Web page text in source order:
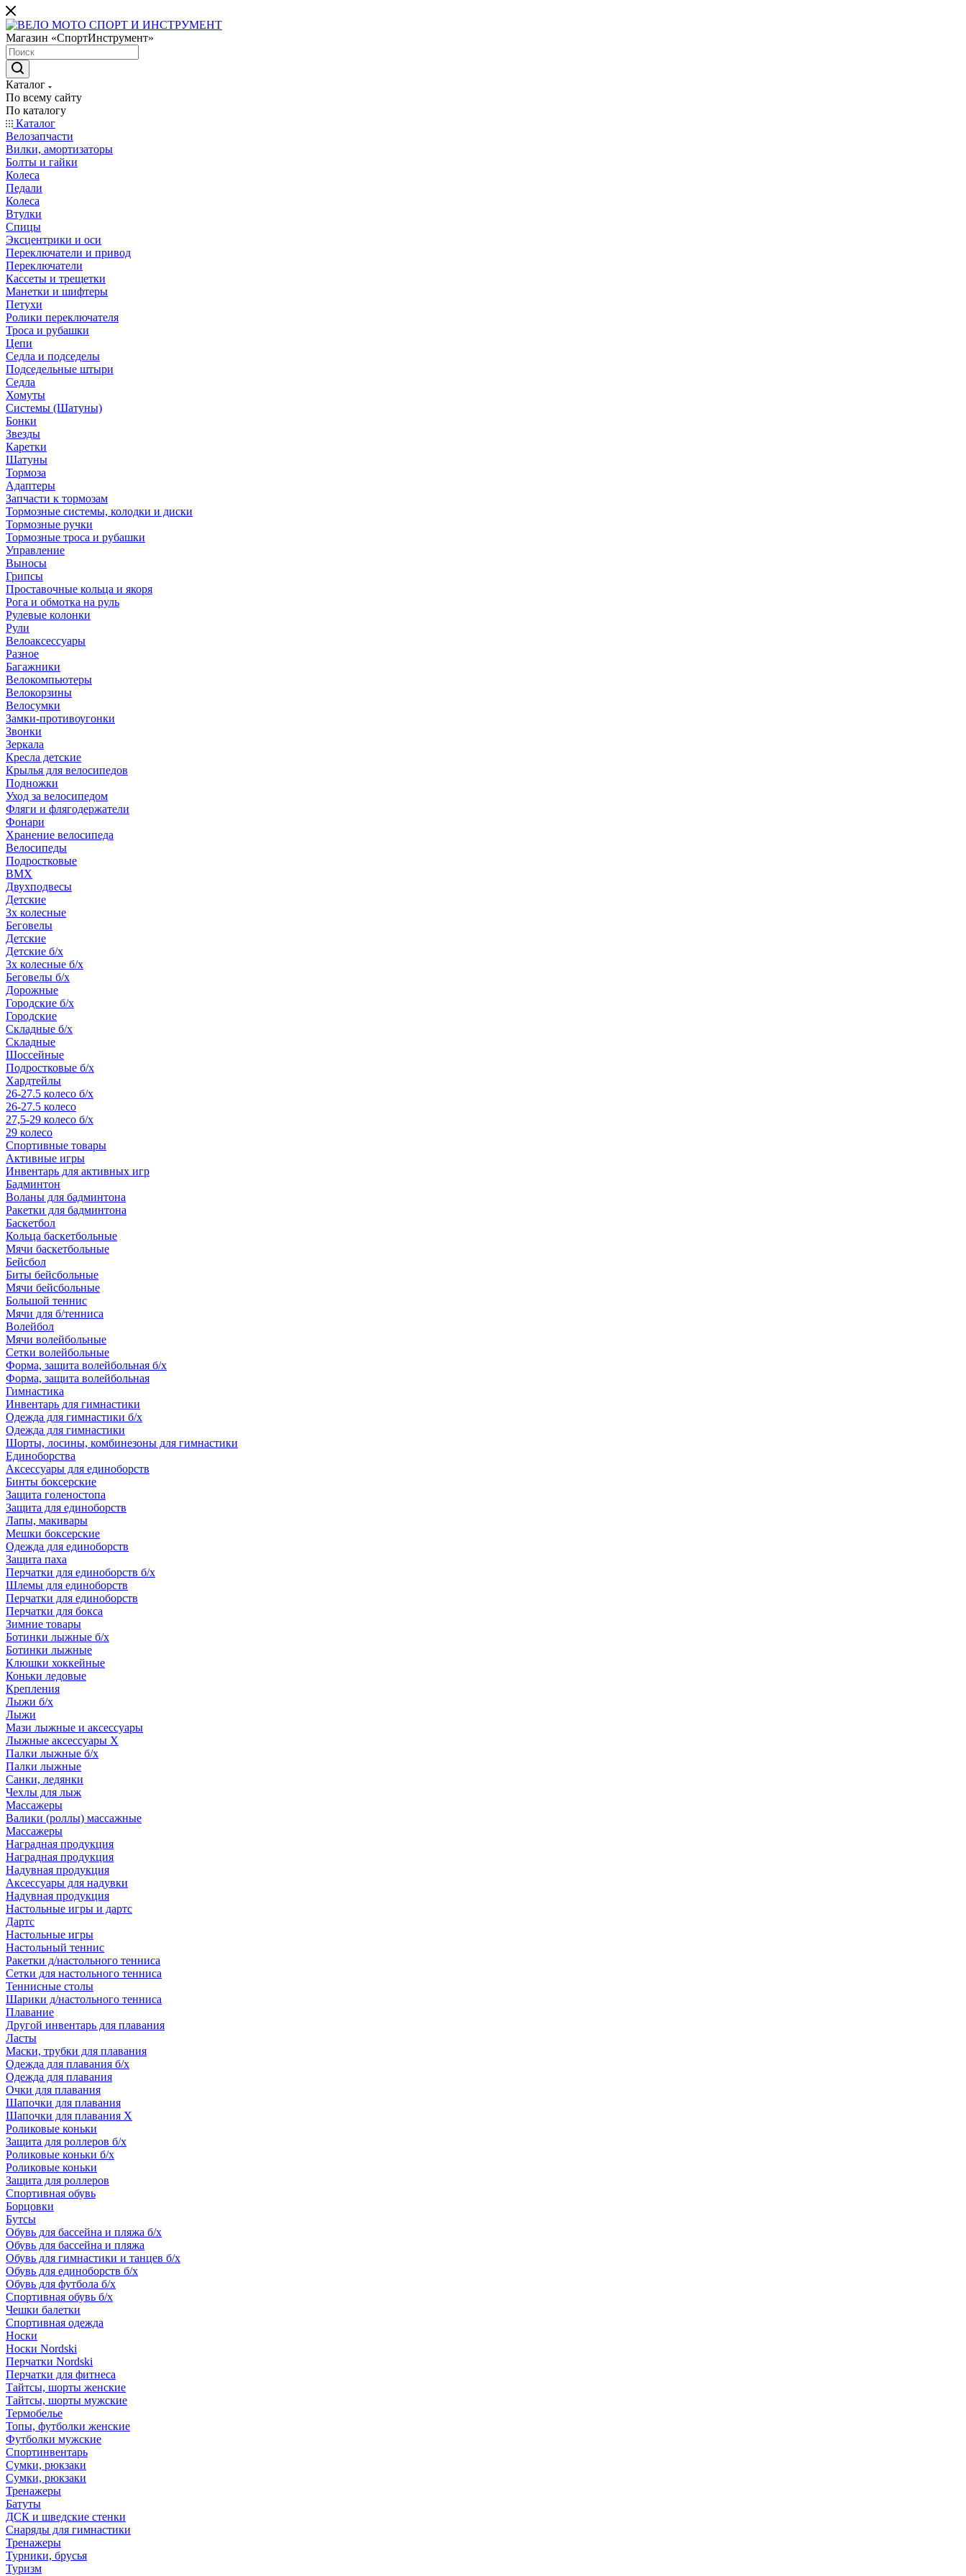
Магазин «СпортИнструмент»
Каталог
По всему сайту
По каталогу
Каталог
Велозапчасти
Вилки, амортизаторы
Болты и гайки
Колеса
Педали
Колеса
Втулки
Спицы
Эксцентрики и оси
Переключатели и привод
Переключатели
Кассеты и трещетки
Манетки и шифтеры
Петухи
Ролики переключателя
Троса и рубашки
Цепи
Седла и подседелы
Подседельные штыри
Седла
Хомуты
Системы (Шатуны)
Бонки
Звезды
Каретки
Шатуны
Тормоза
Адаптеры
Запчасти к тормозам
Тормозные системы, колодки и диски
Тормозные ручки
Тормозные троса и рубашки
Управление
Выносы
Грипсы
Проставочные кольца и якоря
Рога и обмотка на руль
Рулевые колонки
Рули
Велоаксессуары
Разное
Багажники
Велокомпьютеры
Велокорзины
Велосумки
Замки-противоугонки
Звонки
Зеркала
Кресла детские
Крылья для велосипедов
Подножки
Уход за велосипедом
Фляги и флягодержатели
Фонари
Хранение велосипеда
Велосипеды
Подростковые
BMX
Двухподвесы
Детские
3х колесные
Беговелы
Детские
Детские б/х
3х колесные б/х
Беговелы б/х
Дорожные
Городские б/х
Городские
Складные б/х
Складные
Шоссейные
Подростковые б/х
Хардтейлы
26-27.5 колесо б/х
26-27.5 колесо
27,5-29 колесо б/х
29 колесо
Спортивные товары
Активные игры
Инвентарь для активных игр
Бадминтон
Воланы для бадминтона
Ракетки для бадминтона
Баскетбол
Кольца баскетбольные
Мячи баскетбольные
Бейсбол
Биты бейсбольные
Мячи бейсбольные
Большой теннис
Мячи для б/тенниса
Волейбол
Мячи волейбольные
Сетки волейбольные
Форма, защита волейбольная б/х
Форма, защита волейбольная
Гимнастика
Инвентарь для гимнастики
Одежда для гимнастики б/х
Одежда для гимнастики
Шорты, лосины, комбинезоны для гимнастики
Единоборства
Аксессуары для единоборств
Бинты боксерские
Защита голеностопа
Защита для единоборств
Лапы, макивары
Мешки боксерские
Одежда для единоборств
Защита паха
Перчатки для единоборств б/х
Шлемы для единоборств
Перчатки для единоборств
Перчатки для бокса
Зимние товары
Ботинки лыжные б/х
Ботинки лыжные
Клюшки хоккейные
Коньки ледовые
Крепления
Лыжи б/х
Лыжи
Мази лыжные и аксессуары
Лыжные аксессуары Х
Палки лыжные б/х
Палки лыжные
Санки, ледянки
Чехлы для лыж
Массажеры
Валики (роллы) массажные
Массажеры
Наградная продукция
Наградная продукция
Надувная продукция
Аксессуары для надувки
Надувная продукция
Настольные игры и дартс
Дартс
Настольные игры
Настольный теннис
Ракетки д/настольного тенниса
Сетки для настольного тенниса
Теннисные столы
Шарики д/настольного тенниса
Плавание
Другой инвентарь для плавания
Ласты
Маски, трубки для плавания
Одежда для плавания б/х
Одежда для плавания
Очки для плавания
Шапочки для плавания
Шапочки для плавания Х
Роликовые коньки
Защита для роллеров б/х
Роликовые коньки б/х
Роликовые коньки
Защита для роллеров
Спортивная обувь
Борцовки
Бутсы
Обувь для бассейна и пляжа б/х
Обувь для бассейна и пляжа
Обувь для гимнастики и танцев б/х
Обувь для единоборств б/х
Обувь для футбола б/х
Спортивная обувь б/х
Чешки балетки
Спортивная одежда
Носки
Носки Nordski
Перчатки Nordski
Перчатки для фитнеса
Тайтсы, шорты женские
Тайтсы, шорты мужские
Термобелье
Топы, футболки женские
Футболки мужские
Спортинвентарь
Сумки, рюкзаки
Сумки, рюкзаки
Тренажеры
Батуты
ДСК и шведские стенки
Снаряды для гимнастики
Тренажеры
Турники, брусья
Туризм